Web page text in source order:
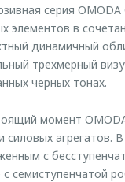
серия
элементов в
динамичный
трехмерный
черных тонах.
момент
силовых
с
с семиступенчатой